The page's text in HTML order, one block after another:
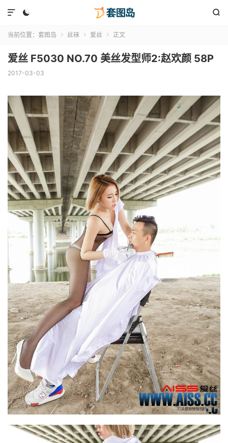
 

当前位置： 套图岛  丝袜  爱丝  正文
爱丝 F5030 NO.70 美丝发型师2:赵欢颜 58P
2017-03-03